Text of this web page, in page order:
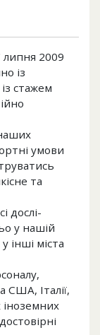
липня 2009
із
стажем
умови
та
дослі­
у нашій
інші міста
США, Італії,
інозем­них